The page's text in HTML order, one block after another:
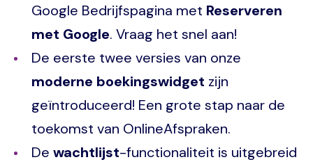
Google Bedrijfspagina met Reserveren
met Google. Vraag het snel aan!
De eerste twee versies van onze
moderne boekingswidget zijn
geïntroduceerd! Een grote stap naar de
toekomst van OnlineAfspraken.
De wachtlijst-functionaliteit is uitgebreid